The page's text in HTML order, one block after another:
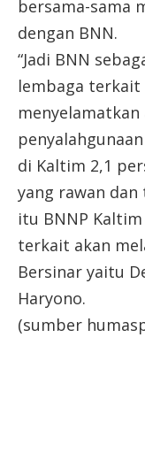
bersama-sama
dengan BNN.
“Jadi BNN
lembaga
di Kaltim 2,1
yang rawan
itu BNNP
terkait akan
Bersinar yaitu
Haryono.
(sumber